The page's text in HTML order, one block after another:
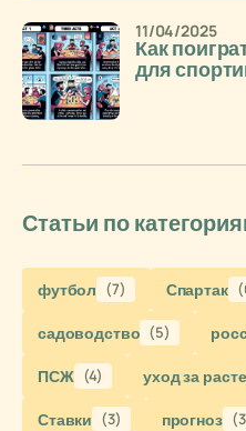
Как
для
11/04/2025
Статьи по
футбол (7) Спартак
садоводство (5)
ПСЖ (4) уход за
Ставки (3) прогноз